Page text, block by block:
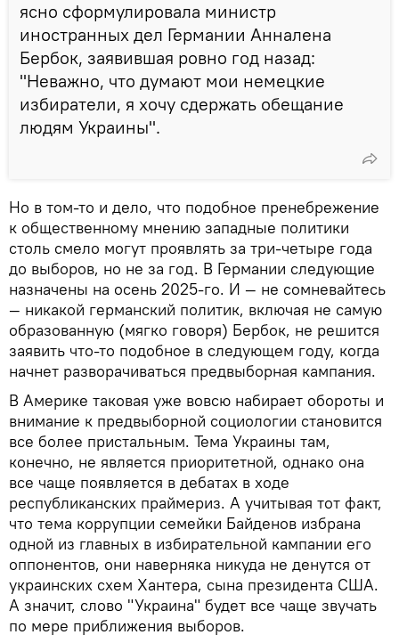
ясно сформулировала министр
иностранных дел Германии Анналена
Бербок, заявившая ровно год назад:
"Неважно, что думают мои немецкие
избиратели, я хочу сдержать обещание
людям Украины".
Но в том-то и дело, что подобное пренебрежение
к общественному мнению западные политики
столь смело могут проявлять за три-четыре года
до выборов, но не за год. В Германии следующие
назначены на осень 2025-го. И — не сомневайтесь
— никакой германский политик, включая не самую
образованную (мягко говоря) Бербок, не решится
заявить что-то подобное в следующем году, когда
начнет разворачиваться предвыборная кампания.
В Америке таковая уже вовсю набирает обороты и
внимание к предвыборной социологии становится
все более пристальным. Тема Украины там,
конечно, не является приоритетной, однако она
все чаще появляется в дебатах в ходе
республиканских праймериз. А учитывая тот факт,
что тема коррупции семейки Байденов избрана
одной из главных в избирательной кампании его
оппонентов, они наверняка никуда не денутся от
украинских схем Хантера, сына президента США.
А значит, слово "Украина" будет все чаще звучать
по мере приближения выборов.